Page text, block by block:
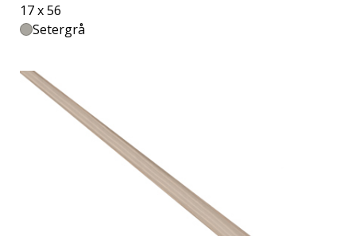
17 x 56
Setergrå